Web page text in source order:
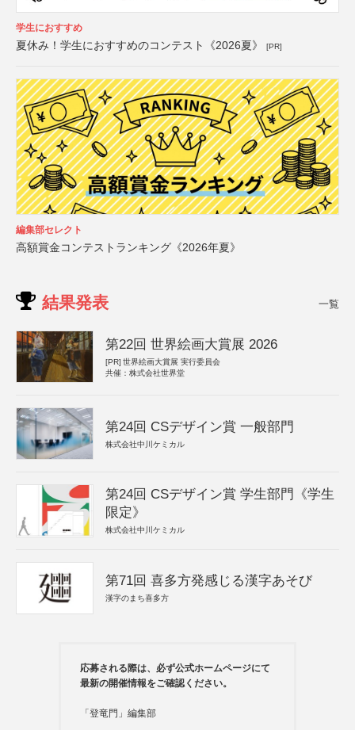
学生におすすめ
夏休み！学生におすすめのコンテスト《2026夏》 [PR]
編集部セレクト
高額賞金コンテストランキング《2026年夏》
結果発表 一覧
第22回 世界絵画大賞展 2026
[PR] 世界絵画大賞展 実行委員会
共催：株式会社世界堂
第24回 CSデザイン賞 一般部門
株式会社中川ケミカル
第24回 CSデザイン賞 学生部門《学生
限定》
株式会社中川ケミカル
第71回 喜多方発感じる漢字あそび
漢字のまち喜多方
応募される際は、必ず公式ホームページにて
最新の開催情報をご確認ください。
「登竜門」編集部